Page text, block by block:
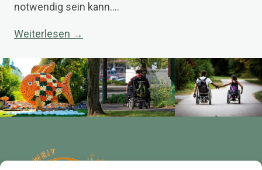
notwendig sein kann.…
Weiterlesen →